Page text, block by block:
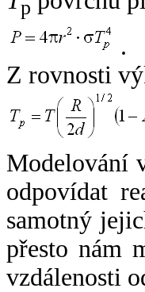
p
.
Z rovnosti
Modelování
odpovídat
samotný
přesto nám
vzdálenosti